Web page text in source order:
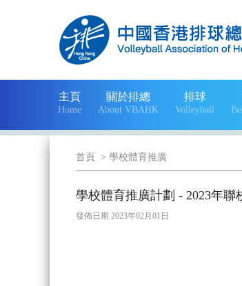
主頁
Home
關於排總
About VBAHK
排球
Volleyball
首頁 > 學校體育推廣
學校體育推廣計劃 - 2023年聯
發佈日期 2023年02月01日